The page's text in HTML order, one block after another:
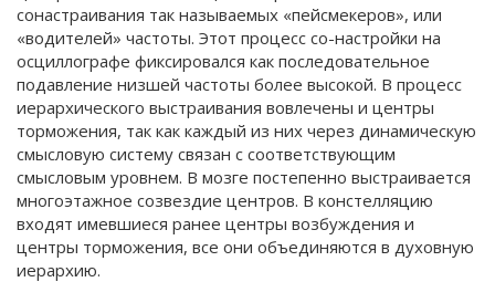
сонастраивания так называемых «пейсмекеров», или
«водителей» частоты. Этот процесс со-настройки на
осциллографе фиксировался как последовательное
подавление низшей частоты более высокой. В процесс
иерархического выстраивания вовлечены и центры
торможения, так как каждый из них через динамическую
смысловую систему связан с соответствующим
смысловым уровнем. В мозге постепенно выстраивается
многоэтажное созвездие центров. В констелляцию
входят имевшиеся ранее центры возбуждения и
центры торможения, все они объединяются в духовную
иерархию.